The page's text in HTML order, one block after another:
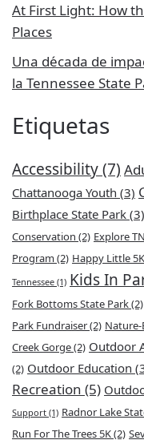
At First Light: How
Places
Una década de
la Tennessee State
Etiquetas
Accessibility(7)
Chattanooga Youth (3)
Birthplace State Park (3)
Conservation (2) Explore TN
Program (2) Happy Little 5K
Tennessee (1) Kids In
Fork Bottoms State Park(2)
Park Fundraiser(2) Nature-
Creek Gorge(2) Outdoor
(2) Outdoor Education
Recreation (5)
Support (1) Radnor Lake
Run For The Trees 5K(2)